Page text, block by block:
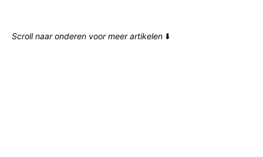
Scroll naar onderen voor meer artikelen ⬇️